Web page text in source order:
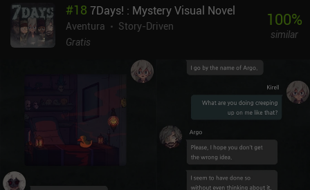
#18 7Days! : Mystery Visual Novel
Aventura
Story-Driven
Gratis
100%
similar